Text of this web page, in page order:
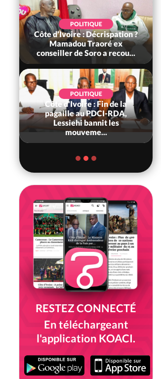
POLITIQUE
Côte d'Ivoire : Décrispation ?
Mamadou Traoré ex
conseiller de Soro a recou...
POLITIQUE
Côte d'Ivoire : Fin de la
pagaille au PDCI-RDA,
Lessiehi bannit les
mouveme...
RESTEZ CONNECTÉ
En téléchargeant
l'application KOACI.